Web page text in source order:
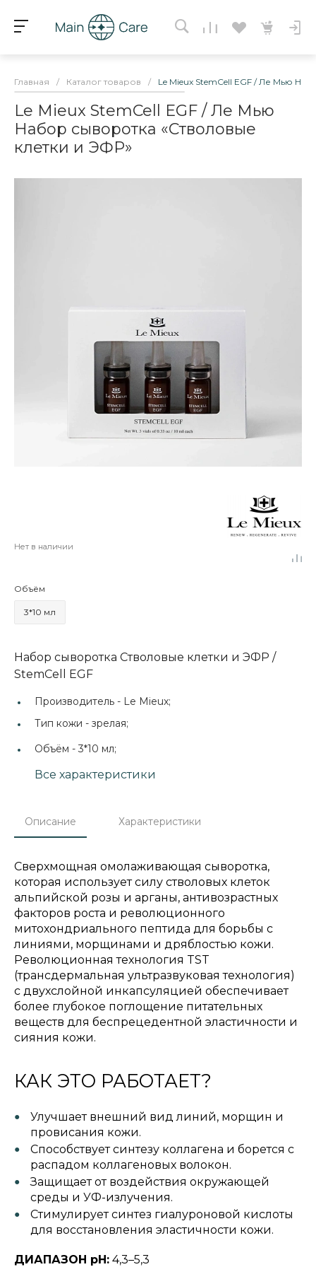
Главная / Каталог товаров / Le Mieux StemCell EGF / Ле Мью
Le Mieux StemCell EGF / Ле Мью
Набор сыворотка «Стволовые
клетки и ЭФР»
Нет в наличии
Объём
3*10 мл
Набор сыворотка Стволовые клетки и ЭФР /
StemCell EGF
Производитель - Le Mieux;
Тип кожи - зрелая;
Объём - 3*10 мл;
Все характеристики
Описание Характеристики
Сверхмощная омолаживающая сыворотка,
которая использует силу стволовых клеток
альпийской розы и арганы, антивозрастных
факторов роста и революционного
митохондриального пептида для борьбы с
линиями, морщинами и дряблостью кожи.
Революционная технология TST
(трансдермальная ультразвуковая технология)
с двухслойной инкапсуляцией обеспечивает
более глубокое поглощение питательных
веществ для беспрецедентной эластичности и
сияния кожи.
КАК ЭТО РАБОТАЕТ?
Улучшает внешний вид линий, морщин и
провисания кожи.
Способствует синтезу коллагена и борется с
распадом коллагеновых волокон.
Защищает от воздействия окружающей
среды и УФ-излучения.
Стимулирует синтез гиалуроновой кислоты
для восстановления эластичности кожи.
ДИАПАЗОН pH: 4,3–5,3